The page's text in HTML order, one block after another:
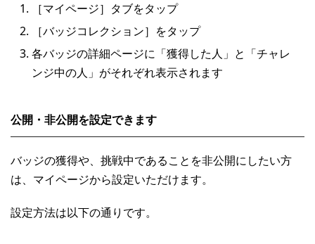
［マイページ］タブをタップ
［バッジコレクション］をタップ
各バッジの詳細ページに「獲得した人」と「チャレ
ンジ中の人」がそれぞれ表示されます
公開・非公開を設定できます
バッジの獲得や、挑戦中であることを非公開にしたい方
は、マイページから設定いただけます。
設定方法は以下の通りです。